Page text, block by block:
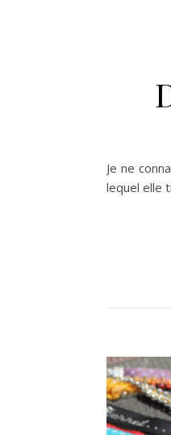
Je ne
lequel elle